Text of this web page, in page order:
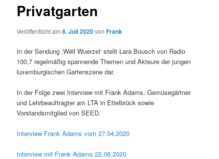
Privatgarten
Veröffentlicht am8. Juli 2020vonFrank
In der Sendung ‚Wëll Wuerzel‘ stellt Lara Bousch von Radio
100,7 regelmäßig spannende Themen und Akteure der jungen
luxemburgischen Gartenszene dar.
In der Folge zwei Interview mit Frank Adams, Gemüsegärtner
und Lehrbeauftragter am LTA in Ettelbrück sowie
Vorstandsmitglied von SEED.
Interview Frank Adams vom 27.04.2020
Interview mit Frank Adams 22.06.2020